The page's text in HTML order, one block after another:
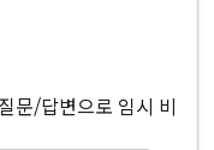
문/답변으로 임시 비